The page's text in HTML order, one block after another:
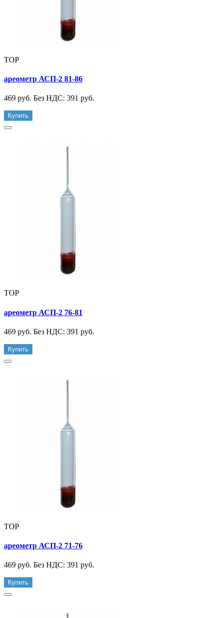
TOP
ареометр АСП-2 81-86
469 руб. Без НДС: 391 руб.
Купить
TOP
ареометр АСП-2 76-81
469 руб. Без НДС: 391 руб.
Купить
TOP
ареометр АСП-2 71-76
469 руб. Без НДС: 391 руб.
Купить